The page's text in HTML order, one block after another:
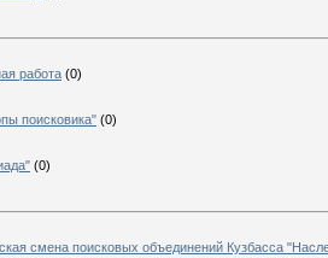
работа (0)
поисковика" (0)
(0)
смена поисковых объединений Кузбасса